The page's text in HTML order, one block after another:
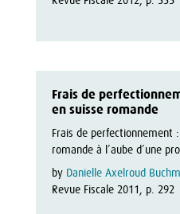
Frais de
en suisse romande
Frais de perfectionnement
romande à l’aube d’une
by Danielle Axelroud
Revue Fiscale 2011, p. 292